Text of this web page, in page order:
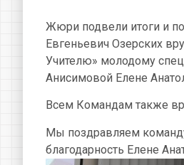
Жюри подвели итоги и
Евгеньевич Озерских
Учителю» молодому
Анисимовой Елене
Всем Командам также
Мы поздравляем
благодарность Елене